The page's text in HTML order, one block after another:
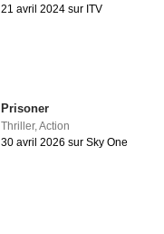
21 avril 2024 sur ITV
Prisoner
Thriller,Action
30 avril 2026 sur Sky One